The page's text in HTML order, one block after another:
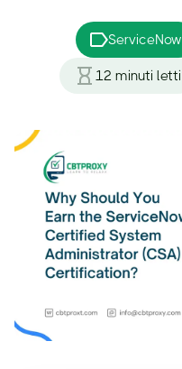
ServiceNow
12 minuti letti